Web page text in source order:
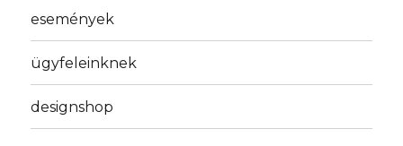
események
ügyfeleinknek
designshop